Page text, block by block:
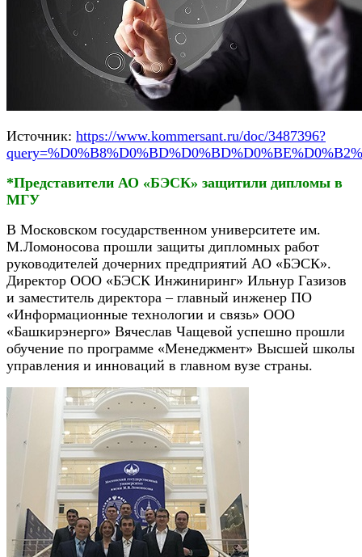
Источник: https://www.kommersant.ru/doc/3487396?
*Представители АО «БЭСК» защитили дипломы в
МГУ
В Московском государственном университете им.
М.Ломоносова прошли защиты дипломных работ
руководителей дочерних предприятий АО «БЭСК».
Директор ООО «БЭСК Инжиниринг» Ильнур Газизов
и заместитель директора – главный инженер ПО
«Информационные технологии и связь» ООО
«Башкирэнерго» Вячеслав Чащевой успешно прошли
обучение по программе «Менеджмент» Высшей школы
управления и инноваций в главном вузе страны.